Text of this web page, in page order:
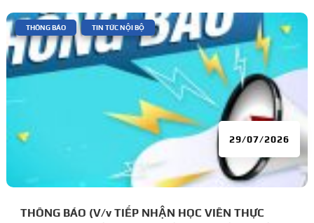
THÔNG BÁO (V/v TIẾP NHẬN HỌC VIÊN THỰC
29/07/2026
THÔNG BÁO TIN TỨC NỘI BỘ